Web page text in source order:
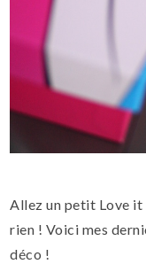
Allez un petit Love it
rien ! Voici mes
déco !